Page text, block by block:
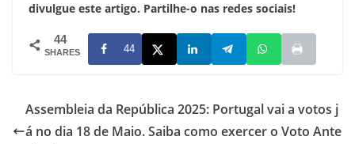
divulgue este artigo. Partilhe-o nas redes sociais!
44
SHARES 44
Assembleia da República 2025: Portugal vai a votos j
á no dia 18 de Maio. Saiba como exercer o Voto Ante